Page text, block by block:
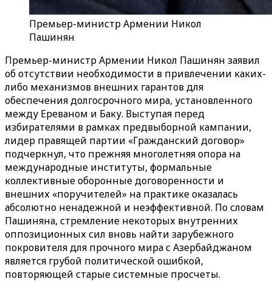
Премьер-министр Армении Никол
Пашинян
Премьер-министр Армении Никол Пашинян заявил
об отсутствии необходимости в привлечении каких-
либо механизмов внешних гарантов для
обеспечения долгосрочного мира, установленного
между Ереваном и Баку. Выступая перед
избирателями в рамках предвыборной кампании,
лидер правящей партии «Гражданский договор»
подчеркнул, что прежняя многолетняя опора на
международные институты, формальные
коллективные оборонные договоренности и
внешних «поручителей» на практике оказалась
абсолютно ненадежной и неэффективной. По словам
Пашиняна, стремление некоторых внутренних
оппозиционных сил вновь найти зарубежного
покровителя для прочного мира с Азербайджаном
является грубой политической ошибкой,
повторяющей старые системные просчеты.